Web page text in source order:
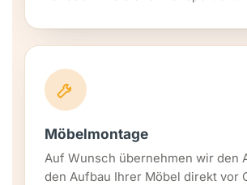
Möbelmontage
Auf Wunsch übernehmen wir den
den Aufbau Ihrer Möbel direkt vor